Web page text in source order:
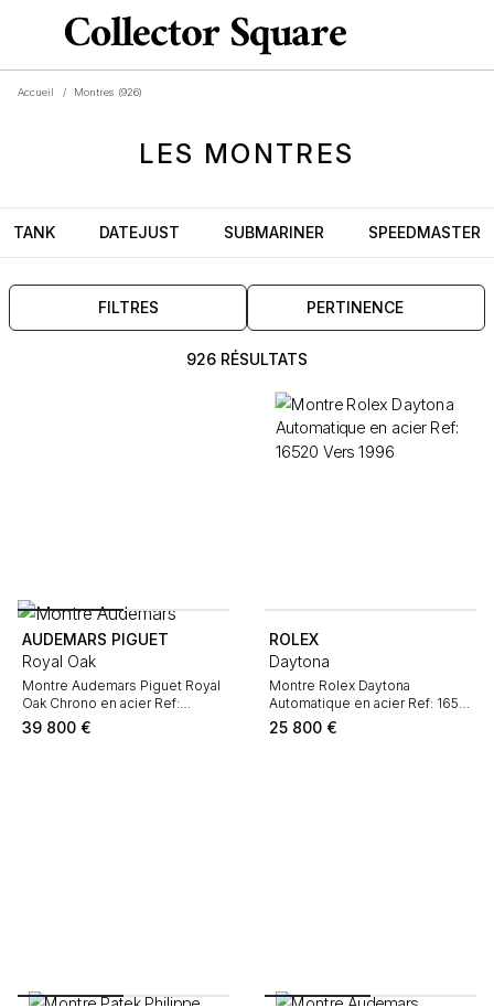
Accueil / Montres (926)
LES MONTRES
TANK DATEJUST SUBMARINER SPEEDMASTER
FILTRES PERTINENCE
926 RÉSULTATS
AUDEMARS PIGUET
Royal Oak
Montre Audemars Piguet Royal
Oak Chrono en acier Ref:
Audemars Piguet - 26320ST
Vers 2014
39 800 €
ROLEX
Daytona
Montre Rolex Daytona
Automatique en acier Ref: 16520
Vers 1996
25 800 €